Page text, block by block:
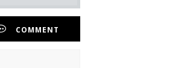
COMMENT